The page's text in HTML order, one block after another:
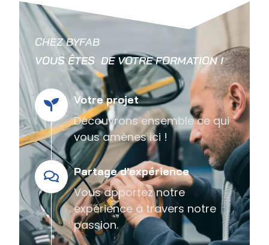
CHEZ BYFAB
VOUS ÊTES DE VOTRE FORMATION !
Votre projet
Découvrons ensemble ce qui
vous amènes ici !
Partage d'expérience
Vous apportez notre
expérience à travers notre
passion.